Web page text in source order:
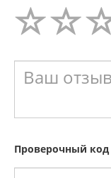
Проверочный код